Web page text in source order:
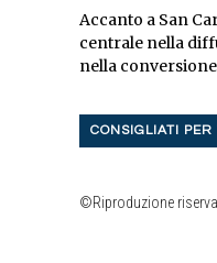
Accanto a San
centrale nella
nella
CONSIGLIATI PER
©Riproduzione